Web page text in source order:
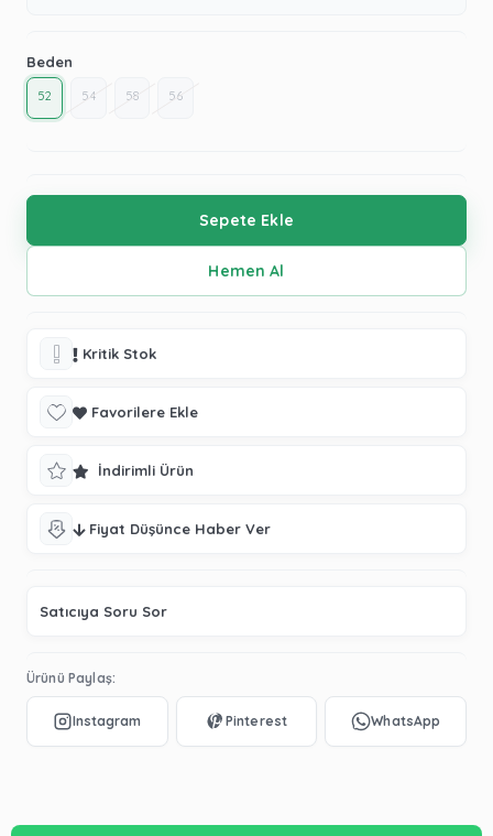
Beden
52 54 58 56
Kritik Stok
Favorilere Ekle
İndirimli Ürün
Fiyat Düşünce Haber Ver
Satıcıya Soru Sor
Ürünü Paylaş: